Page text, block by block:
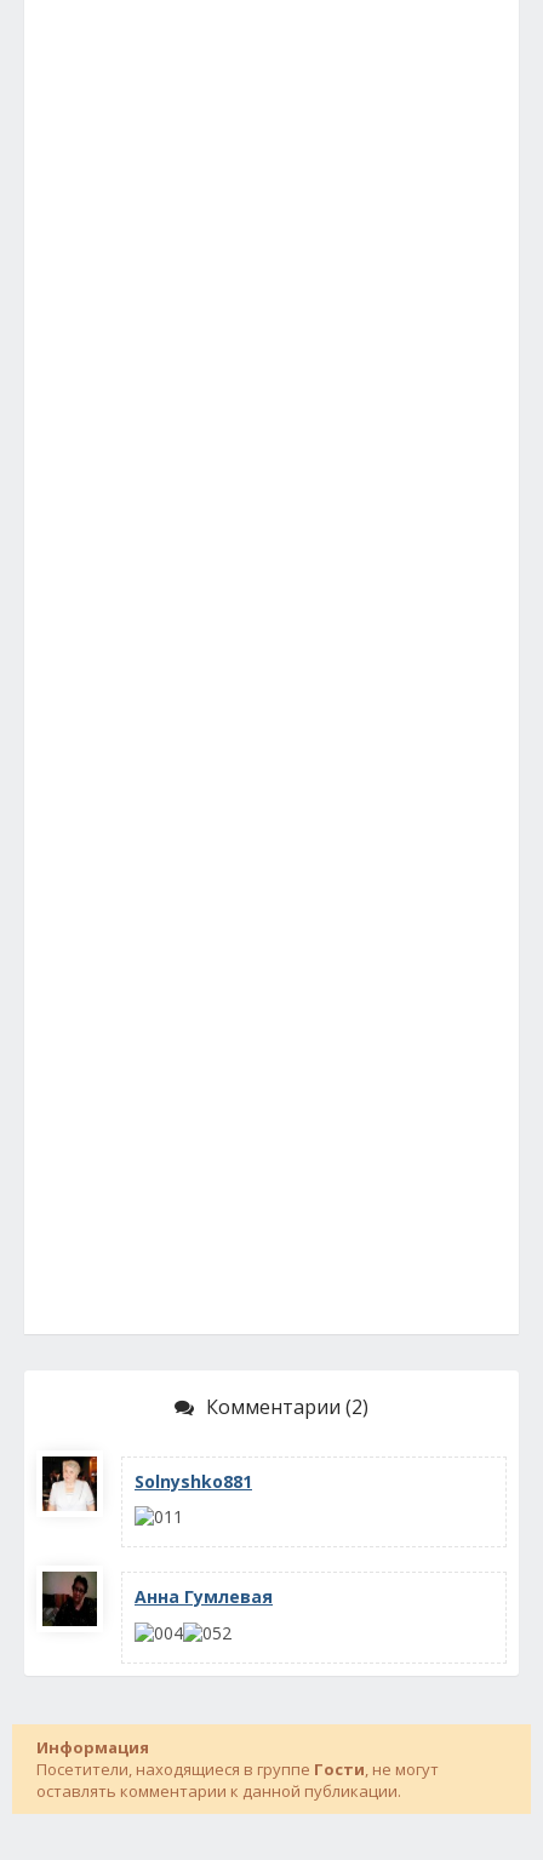
Комментарии (2)
Solnyshko881
Анна Гумлевая
Информация
Посетители, находящиеся в группе Гости , не могут
оставлять комментарии к данной публикации.